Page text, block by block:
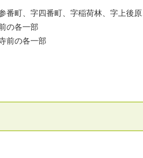
町、字四番町、字稲荷林、字上後
の各一部
前の各一部